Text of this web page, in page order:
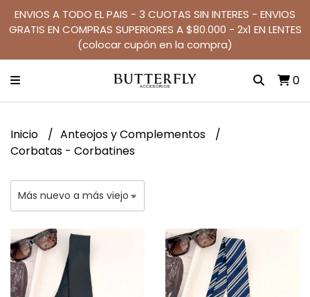
ENVIOS A TODO EL PAIS - 3 CUOTAS SIN INTERES - ENVIOS
GRATIS EN COMPRAS SUPERIORES A $80.000 - 2x1 EN LENTES
(colocar cupón en la compra)
0
Inicio
Anteojos y Complementos
Corbatas - Corbatines